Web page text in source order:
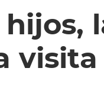
LA TELE FIESTAS
BELLEZA
FULL FACE TV